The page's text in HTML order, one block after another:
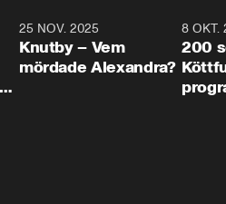
31:05
25 NOV. 2025
Knutby – Vem
mördade Alexandra?
8 OKT.
200